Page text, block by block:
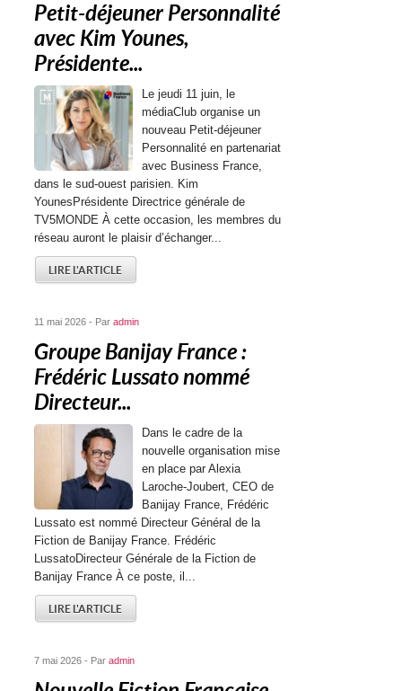
Petit-déjeuner Personnalité
avec Kim Younes,
Présidente...
Le jeudi 11 juin, le
médiaClub organise un
nouveau Petit-déjeuner
Personnalité en partenariat
avec Business France,
dans le sud-ouest parisien. Kim
YounesPrésidente Directrice générale de
TV5MONDE À cette occasion, les membres du
réseau auront le plaisir d’échanger...
LIRE L'ARTICLE
11 mai 2026 - Paradmin
Groupe Banijay France :
Frédéric Lussato nommé
Directeur...
Dans le cadre de la
nouvelle organisation mise
en place par Alexia
Laroche-Joubert, CEO de
Banijay France, Frédéric
Lussato est nommé Directeur Général de la
Fiction de Banijay France. Frédéric
LussatoDirecteur Générale de la Fiction de
Banijay France À ce poste, il...
LIRE L'ARTICLE
7 mai 2026 - Paradmin